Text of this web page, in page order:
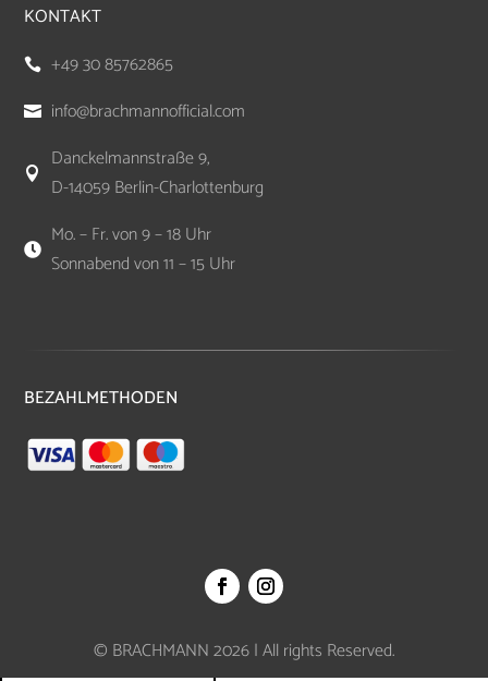
KONTAKT
 +49 30 85762865
 info@brachmannofficial.com

Danckelmannstraße 9,
D-14059 Berlin-Charlottenburg

Mo. – Fr. von 9 – 18 Uhr
Sonnabend von 11 – 15 Uhr
BEZAHLMETHODEN
© BRACHMANN 2026 | All rights Reserved.